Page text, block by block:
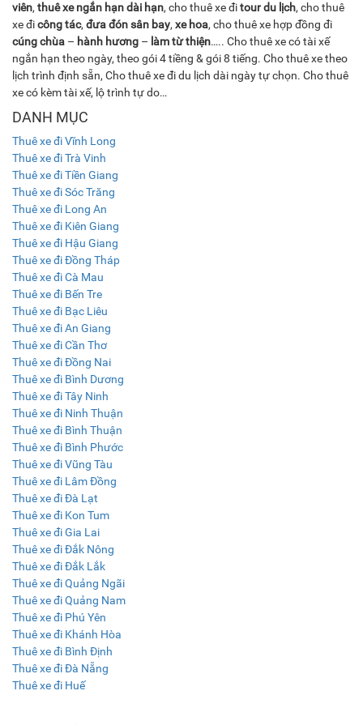
viên, thuê xe ngắn hạn dài hạn, cho thuê xe đitour du lịch, cho thuê
xe đicông tác, đưa đón sân bay, xe hoa, cho thuê xe hợp đồng đi
cúng chùa – hành hương – làm từ thiện….. Cho thuê xe có tài xế
ngắn hạn theo ngày, theo gói 4 tiềng & gói 8 tiếng. Cho thuê xe theo
lịch trình định sẵn, Cho thuê xe đi du lịch dài ngày tự chọn. Cho thuê
xe có kèm tài xế, lộ trình tự do…
DANH MỤC
Thuê xe đi Vĩnh Long
Thuê xe đi Trà Vinh
Thuê xe đi Tiền Giang
Thuê xe đi Sóc Trăng
Thuê xe đi Long An
Thuê xe đi Kiên Giang
Thuê xe đi Hậu Giang
Thuê xe đi Đồng Tháp
Thuê xe đi Cà Mau
Thuê xe đi Bến Tre
Thuê xe đi Bạc Liêu
Thuê xe đi An Giang
Thuê xe đi Cần Thơ
Thuê xe đi Đồng Nai
Thuê xe đi Bình Dương
Thuê xe đi Tây Ninh
Thuê xe đi Ninh Thuận
Thuê xe đi Bình Thuận
Thuê xe đi Bình Phước
Thuê xe đi Vũng Tàu
Thuê xe đi Lâm Đồng
Thuê xe đi Đà Lạt
Thuê xe đi Kon Tum
Thuê xe đi Gia Lai
Thuê xe đi Đắk Nông
Thuê xe đi Đắk Lắk
Thuê xe đi Quảng Ngãi
Thuê xe đi Quảng Nam
Thuê xe đi Phú Yên
Thuê xe đi Khánh Hòa
Thuê xe đi Bình Định
Thuê xe đi Đà Nẵng
Thuê xe đi Huế